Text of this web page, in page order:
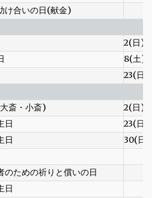
け合いの日(献金)
2(日)
8(土)
23(日)
斎・小斎)
2(日)
日
23(日)
日
30(日)
のための祈りと償いの日
日